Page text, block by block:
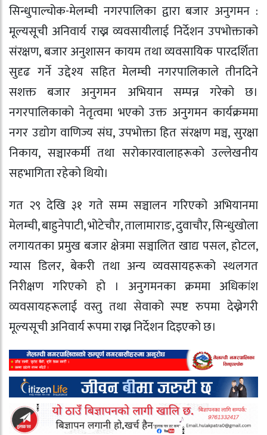
सिन्धुपाल्चोक-मेलम्ची नगरपालिका द्वारा बजार अनुगमन :
मूल्यसूची अनिवार्य राख्न व्यवसायीलाई निर्देशन उपभोक्ताको
संरक्षण, बजार अनुशासन कायम तथा व्यवसायिक पारदर्शिता
सुदृढ गर्ने उद्देश्य सहित मेलम्ची नगरपालिकाले तीनदिने
सशक्त बजार अनुगमन अभियान सम्पन्न गरेको छ।
नगरपालिकाको नेतृत्वमा भएको उक्त अनुगमन कार्यक्रममा
नगर उद्योग वाणिज्य संघ, उपभोक्ता हित संरक्षण मञ्च, सुरक्षा
निकाय, सञ्चारकर्मी तथा सरोकारवालाहरूको उल्लेखनीय
सहभागिता रहेको थियो।
गत २९ देखि ३१ गते सम्म सञ्चालन गरिएको अभियानमा
मेलम्ची, बाहुनेपाटी, भोटेचौर, तालामाराङ, दुवाचौर, सिन्धुखोला
लगायतका प्रमुख बजार क्षेत्रमा सञ्चालित खाद्य पसल, होटल,
ग्यास डिलर, बेकरी तथा अन्य व्यवसायहरूको स्थलगत
निरीक्षण गरिएको हो । अनुगमनका क्रममा अधिकांश
व्यवसायहरूलाई वस्तु तथा सेवाको स्पष्ट रुपमा देख्नेगरी
मूल्यसूची अनिवार्य रूपमा राख्न निर्देशन दिइएको छ।